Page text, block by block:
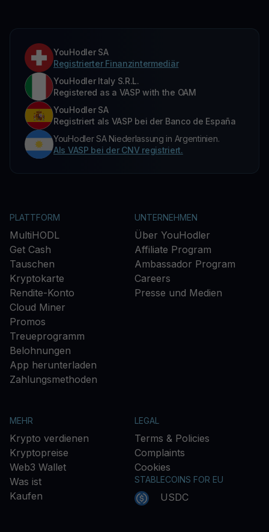
YouHodler SA
Registrierter Finanzintermediär
YouHodler Italy S.R.L.
Registered as a VASP with the OAM
YouHodler SA
Registriert als VASP bei der Banco de España
YouHodler SA Niederlassung in Argentinien.
Als VASP bei der CNV registriert.
PLATTFORM
MultiHODL
Get Cash
Tauschen
Kryptokarte
Rendite-Konto
Cloud Miner
Promos
Treueprogramm
Belohnungen
App herunterladen
Zahlungsmethoden
UNTERNEHMEN
Über YouHodler
Affiliate Program
Ambassador Program
Careers
Presse und Medien
MEHR
Krypto verdienen
Kryptopreise
Web3 Wallet
Was ist
Kaufen
LEGAL
Terms & Policies
Complaints
Cookies
STABLECOINS FOR EU
USDC